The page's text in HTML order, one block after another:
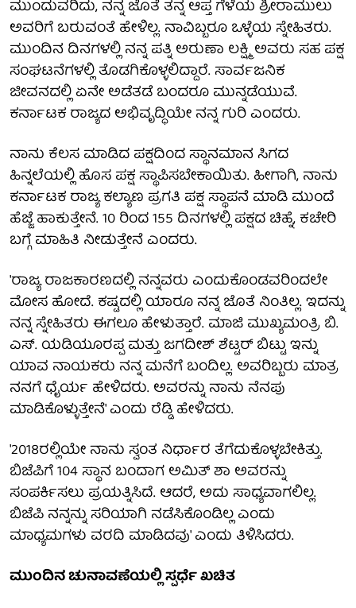
ಮುಂದುವರಿದು, ನನ್ನ ಜೊತೆ ತನ್ನ ಆಪ್ತ ಗೆಳೆಯ ಶ್ರೀರಾಮುಲು
ಅವರಿಗೆ ಬರುವಂತೆ ಹೇಳಿಲ್ಲ. ನಾವಿಬ್ಬರೂ ಒಳ್ಳೆಯ ಸ್ನೇಹಿತರು.
ಮುಂದಿನ ದಿನಗಳಲ್ಲಿ ನನ್ನ ಪತ್ನಿ ಅರುಣಾ ಲಕ್ಷ್ಮಿ ಅವರು ಸಹ ಪಕ್ಷ
ಸಂಘಟನೆಗಳಲ್ಲಿ ತೊಡಗಿಕೊಳ್ಳಲಿದ್ದಾರೆ. ಸಾರ್ವಜನಿಕ
ಜೀವನದಲ್ಲಿ ಏನೇ ಅಡೆತಡೆ ಬಂದರೂ ಮುನ್ನಡೆಯುವೆ.
ಕರ್ನಾಟಕ ರಾಜ್ಯದ ಅಭಿವೃದ್ಧಿಯೇ ನನ್ನ ಗುರಿ ಎಂದರು.
ನಾನು ಕೆಲಸ ಮಾಡಿದ ಪಕ್ಷದಿಂದ ಸ್ಥಾನಮಾನ ಸಿಗದ
ಹಿನ್ನಲೆಯಲ್ಲಿ ಹೊಸ ಪಕ್ಷ ಸ್ಥಾಪಿಸಬೇಕಾಯಿತು. ಹೀಗಾಗಿ, ನಾನು
ಕರ್ನಾಟಕ ರಾಜ್ಯ ಕಲ್ಯಾಣ ಪ್ರಗತಿ ಪಕ್ಷ ಸ್ಥಾಪನೆ ಮಾಡಿ ಮುಂದೆ
ಹೆಜ್ಜೆ ಹಾಕುತ್ತೇನೆ. 10 ರಿಂದ 155 ದಿನಗಳಲ್ಲಿ ಪಕ್ಷದ ಚಿಹ್ನೆ, ಕಚೇರಿ
ಬಗ್ಗೆ ಮಾಹಿತಿ ನೀಡುತ್ತೇನೆ ಎಂದರು.
'ರಾಜ್ಯ ರಾಜಕಾರಣದಲ್ಲಿ ನನ್ನವರು ಎಂದುಕೊಂಡವರಿಂದಲೇ
ಮೋಸ ಹೋದೆ. ಕಷ್ಟದಲ್ಲಿ ಯಾರೂ ನನ್ನ ಜೊತೆ ನಿಂತಿಲ್ಲ. ಇದನ್ನು
ನನ್ನ ಸ್ನೇಹಿತರು ಈಗಲೂ ಹೇಳುತ್ತಾರೆ. ಮಾಜಿ ಮುಖ್ಯಮಂತ್ರಿ ಬಿ.
ಎಸ್. ಯಡಿಯೂರಪ್ಪ ಮತ್ತು ಜಗದೀಶ್ ಶೆಟ್ಟರ್ ಬಿಟ್ಟು ಇನ್ನು
ಯಾವ ನಾಯಕರು ನನ್ನ ಮನೆಗೆ ಬಂದಿಲ್ಲ. ಅವರಿಬ್ಬರು ಮಾತ್ರ
ನನಗೆ ಧೈರ್ಯ ಹೇಳಿದರು. ಅವರನ್ನು ನಾನು ನೆನಪು
ಮಾಡಿಕೊಳ್ಳುತ್ತೇನೆ' ಎಂದು ರೆಡ್ಡಿ ಹೇಳಿದರು.
'2018ರಲ್ಲಿಯೇ ನಾನು ಸ್ವಂತ ನಿರ್ಧಾರ ತೆಗೆದುಕೊಳ್ಳಬೇಕಿತ್ತು.
ಬಿಜೆಪಿಗೆ 104 ಸ್ಥಾನ ಬಂದಾಗ ಅಮಿತ್ ಶಾ ಅವರನ್ನು
ಸಂಪರ್ಕಿಸಲು ಪ್ರಯತ್ನಿಸಿದೆ. ಆದರೆ, ಅದು ಸಾಧ್ಯವಾಗಲಿಲ್ಲ.
ಬಿಜೆಪಿ ನನ್ನನ್ನು ಸರಿಯಾಗಿ ನಡೆಸಿಕೊಂಡಿಲ್ಲ ಎಂದು
ಮಾಧ್ಯಮಗಳು ವರದಿ ಮಾಡಿದವು' ಎಂದು ತಿಳಿಸಿದರು.
ಮುಂದಿನ ಚುನಾವಣೆಯಲ್ಲಿ ಸ್ಪರ್ಧೆ ಖಚಿತ